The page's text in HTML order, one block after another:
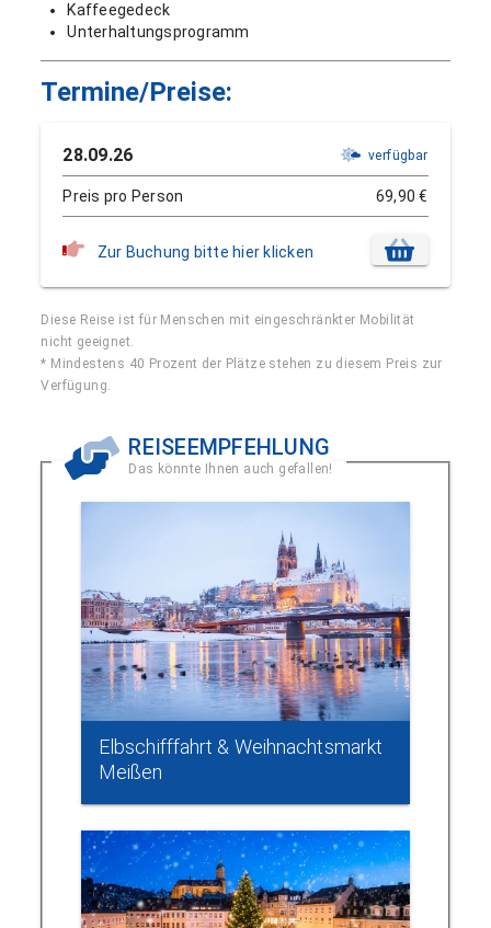
Kaffeegedeck
Unterhaltungsprogramm
Termine/Preise:
28.09.26 verfügbar
Preis pro Person 69,90 €
Zur Buchung bitte hier klicken
Diese Reise ist für Menschen mit eingeschränkter Mobilität
nicht geeignet.
* Mindestens 40 Prozent der Plätze stehen zu diesem Preis zur
Verfügung.
REISEEMPFEHLUNG
Das könnte Ihnen auch gefallen!
Elbschifffahrt & Weihnachtsmarkt
Meißen